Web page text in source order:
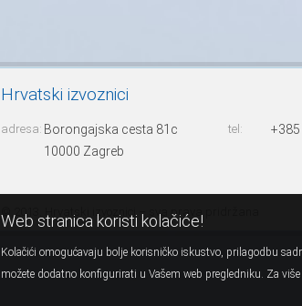
Hrvatski izvoznici
adresa: Borongajska cesta 81c
10000 Zagreb
tel:
© 2013. Hrvatski izvoznici – sva prava pridržana
Web stranica koristi kolačiće!
Kolačići omogućavaju bolje korisničko iskustvo, prilagodbu
možete dodatno konfigurirati u Vašem web pregledniku. Za